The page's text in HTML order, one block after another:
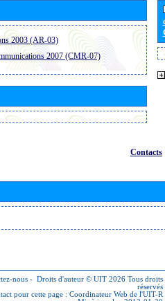
2003 (AR-03)
2007 (CMR-07)
Contacts
nous - Droits d'auteur © UIT 2026 Tous droits
réservés
pour cette page : Coordinateur Web de l'UIT-R